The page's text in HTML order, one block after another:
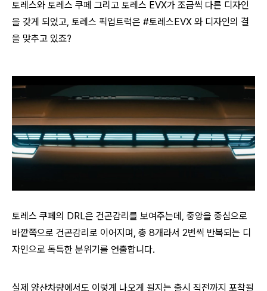
토레스와 토레스 쿠페 그리고 토레스 EVX가 조금씩 다른 디자인
을 갖게 되었고, 토레스 픽업트럭은 #토레스EVX 와 디자인의 결
을 맞추고 있죠?
토레스 쿠페의 DRL은 건곤감리를 보여주는데, 중앙을 중심으로
바깥쪽으로 건곤감리로 이어지며, 총 8개라서 2번씩 반복되는 디
자인으로 독특한 분위기를 연출합니다.
실제 양산차량에서도 이렇게 나오게 될지는 출시 직전까지 포착될